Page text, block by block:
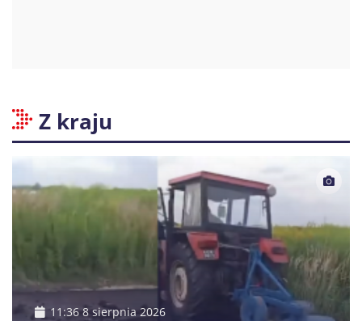
Z kraju
11:36 8 sierpnia 2026